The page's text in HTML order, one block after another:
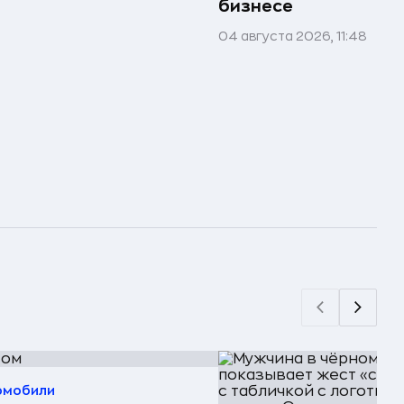
бизнесе
04 августа 2026, 11:48